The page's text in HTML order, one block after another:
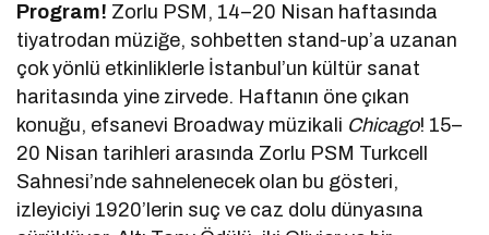
Program! Zorlu PSM, 14–20 Nisan haftasında
tiyatrodan müziğe, sohbetten stand-up’a uzanan
çok yönlü etkinliklerle İstanbul’un kültür sanat
haritasında yine zirvede. Haftanın öne çıkan
konuğu, efsanevi Broadway müzikali Chicago! 15–
20 Nisan tarihleri arasında Zorlu PSM Turkcell
Sahnesi’nde sahnelenecek olan bu gösteri,
izleyiciyi 1920’lerin suç ve caz dolu dünyasına